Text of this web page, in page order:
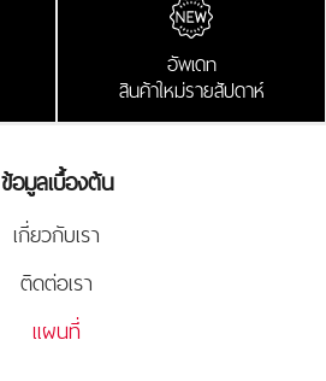
อัพเดท
สินค้าใหม่รายสัปดาห์
ข้อมูลเบื้องต้น
เกี่ยวกับเรา
ติดต่อเรา
แผนที่